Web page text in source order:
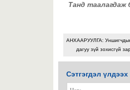
Танд таалагдаж
АНХААРУУЛГА:
дагуу зүй зохисгүй
Сэтгэгдэл үлдээх